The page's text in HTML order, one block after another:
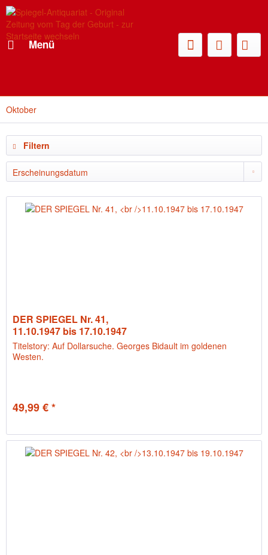
Menü
Oktober
Filtern
DER SPIEGEL Nr. 41,
11.10.1947 bis 17.10.1947
Titelstory: Auf Dollarsuche. Georges Bidault im goldenen
Westen.
49,99 € *